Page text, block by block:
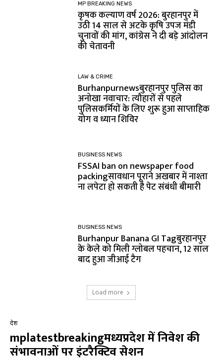
MP BREAKING NEWS
कृषक कल्याण वर्ष 2026: बुरहानपुर में
उठी 14 साल से अटके कृषि उपज मंडी
चुनावों की मांग, कांग्रेस ने दी बड़े आंदोलन
की चेतावनी
LAW & CRIME
Burhanpurnewsबुरहानपुर पुलिस का
अनोखा नवाचार: त्यौहारों से पहले
पुलिसकर्मियों के लिए शुरू हुआ साप्ताहिक
योग व ध्यान शिविर
BUSINESS NEWS
FSSAI ban on newspaper food
packingसावधान पूराने अखबार में नाश्ता
ना लपेटा हो सकती है पेट संबंधी बीमारी
BUSINESS NEWS
Burhanpur Banana GI Tagबुरहानपुर
के केले को मिली ग्लोबल पहचान, 12 साल
बाद हुआ जीआई टैग
Load more
देश
mplatestbreakingमध्यप्रदेश में निवेश की
संभावनाओं पर इंटरैक्टिव सेशन